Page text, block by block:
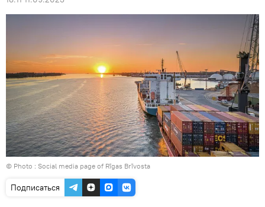
© Photo : Social media page of Rīgas Brīvosta
Подписаться